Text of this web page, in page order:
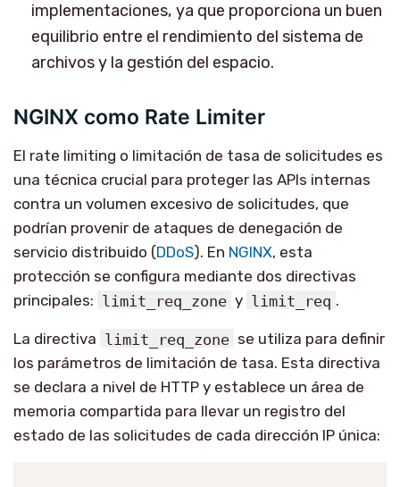
implementaciones, ya que proporciona un buen
equilibrio entre el rendimiento del sistema de
archivos y la gestión del espacio.
NGINX como Rate Limiter
El rate limiting o limitación de tasa de solicitudes es
una técnica crucial para proteger las APIs internas
contra un volumen excesivo de solicitudes, que
podrían provenir de ataques de denegación de
servicio distribuido (DDoS). En NGINX, esta
protección se configura mediante dos directivas
principales: limit_req_zone y limit_req .
La directiva limit_req_zone se utiliza para definir
los parámetros de limitación de tasa. Esta directiva
se declara a nivel de HTTP y establece un área de
memoria compartida para llevar un registro del
estado de las solicitudes de cada dirección IP única: